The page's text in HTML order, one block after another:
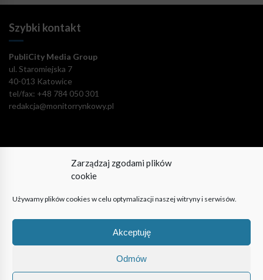
Zarządzaj zgodami plików
cookie
Używamy plików cookies w celu optymalizacji naszej witryny i serwisów.
Akceptuję
Odmów
Szybki kontakt
PubliCity Media Group
ul. Staromiejska 7
40-013 Katowice
tel/fax: +48 784 050 301
redakcja@monitorrynkowy.pl
Pozostańmy w kontakcie!
© PubliCity Media Group 2009-2024. Wszystkie prawa
zastrzeżone. Korzystanie z portalu oznacza akceptację polityki